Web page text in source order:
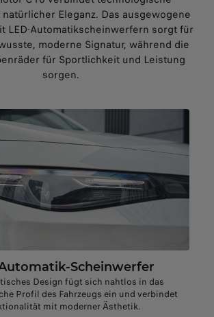
Eleganz. Das ausgewogene
LED-Automatikscheinwerfern sorgt für
moderne Signatur, während die
für Sportlichkeit und Leistung
sorgen.
Scheinwerfer
Design fügt sich nahtlos in das
Profil des Fahrzeugs ein und verbindet
mit moderner Ästhetik.